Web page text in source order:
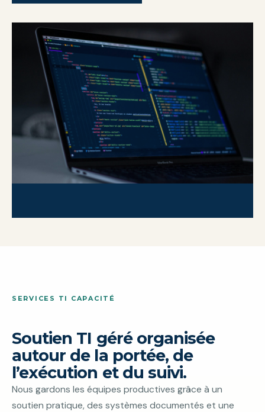
SERVICES TI CAPACITÉ
Soutien TI géré organisée
autour de la portée, de
l’exécution et du suivi.
Nous gardons les équipes productives grâce à un
soutien pratique, des systèmes documentés et une